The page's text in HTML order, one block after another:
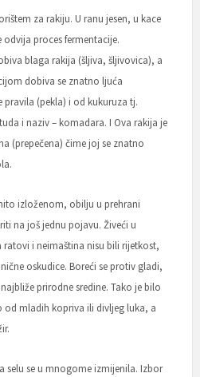
za rakiju. U ranu jesen, u kace
odvija proces fermentacije.
blaga rakija (šljiva, šljivovica), a
dobiva se znatno ljuća
pravila (pekla) i od kukuruza tj.
i naziv – komadara. I Ova rakija je
(prepečena) čime joj se znatno
izloženom, obilju u prehrani
na još jednu pojavu. Živeći u
i neimaština nisu bili rijetkost,
oskudice. Boreći se protiv gladi,
prirodne sredine. Tako je bilo
od mladih kopriva ili divljeg luka, a
selu se u mnogome izmijenila. Izbor